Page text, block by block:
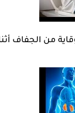
من الجفاف